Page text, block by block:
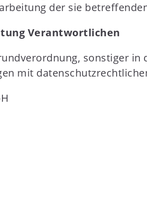
der sie
Verantwortlichen
sonstiger
mit